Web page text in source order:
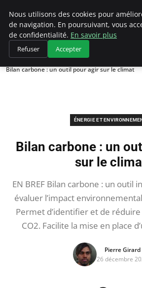
Accueil
Énergie et environnement
Bilan carbone : un outil pour agir sur le climat
ÉNERGIE ET
Bilan carbone : un
sur le
EN BREF Bilan carbone : un outil
évaluer l’impact
Permet d’identifier et de
CO2. Facilite la mise en place
Pierre Girard
26 décembre
Nous utilisons des cookies pour
de navigation. En poursuivant, vous
de confidentialité. En savoir plus
Refuser Accepter